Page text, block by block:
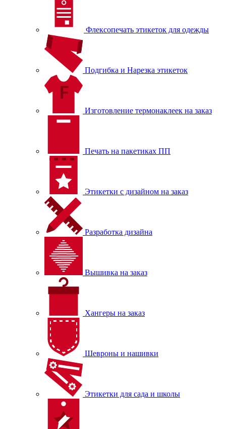
Флексопечать этикеток для одежды
Подгибка и Нарезка этикеток
Изготовление термонаклеек на заказ
Печать на пакетиках ПП
Этикетки с дизайном на заказ
Разработка дизайна
Вышивка на заказ
Хангеры на заказ
Шевроны и нашивки
Этикетки для сада и школы